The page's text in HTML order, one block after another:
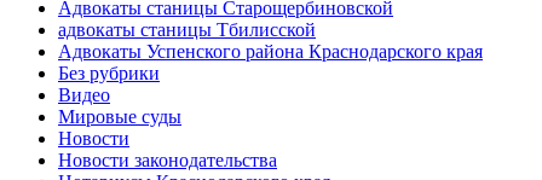
Адвокаты станицы Старощербиновской
адвокаты станицы Тбилисской
Адвокаты Успенского района Краснодарского края
Без рубрики
Видео
Мировые суды
Новости
Новости законодательства